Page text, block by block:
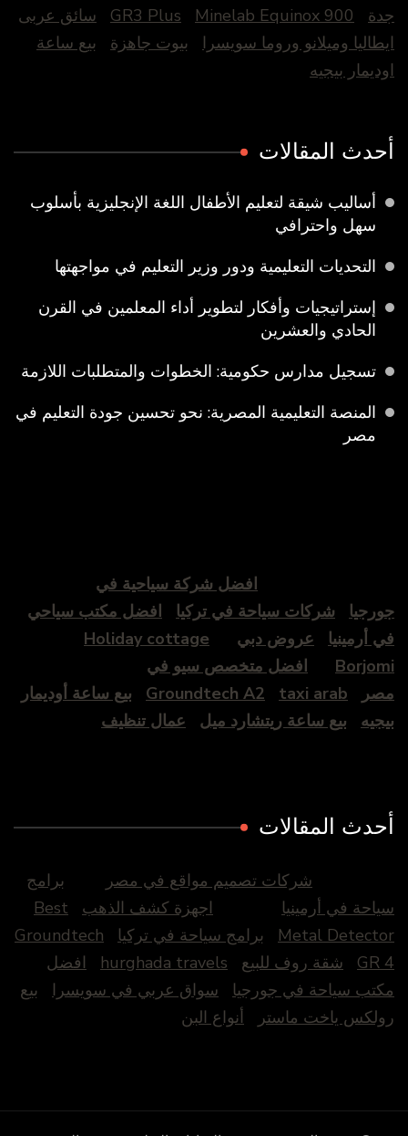
جدة
GR3 Plus Minelab Equinox 900
سائق عربى
ايطاليا وميلانو وروما سويسرا
بيوت جاهزة
بيع ساعة
اوديمار بيجيه
أحدث المقالات
أساليب شيقة لتعليم الأطفال اللغة الإنجليزية بأسلوب
سهل واحترافي
التحديات التعليمية ودور وزير التعليم في مواجهتها
إستراتيجيات وأفكار لتطوير أداء المعلمين في القرن
الحادي والعشرين
تسجيل مدارس حكومية: الخطوات والمتطلبات اللازمة
المنصة التعليمية المصرية: نحو تحسين جودة التعليم في
مصر
افضل شركة سياحية في
جورجيا
شركات سياحة في تركيا
افضل مكتب سياحي
في أرمينيا
عروض دبي
Holiday cottage
Borjomi
افضل متخصص سيو في
مصر
Groundtech A2 taxi arab
بيع ساعة أوديمار
بيجيه
بيع ساعة ريتشارد ميل عمال تنظيف
أحدث المقالات
شركات تصميم مواقع في مصر
برامج
سياحة في أرمينيا
اجهزة كشف الذهب
Best
Metal Detector
برامج سياحة في تركيا
Groundtech
GR 4
شقة روف للبيع hurghada travels
افضل
مكتب سياحة في جورجيا
سواق عربي في سويسرا
بيع
رولكس ياخت ماستر
أنواع البن